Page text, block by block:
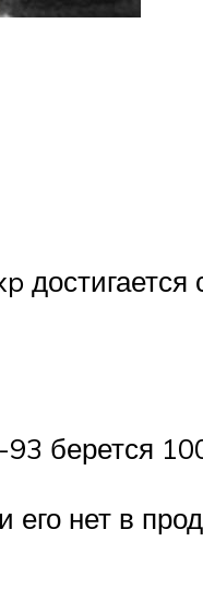
берется
его нет в